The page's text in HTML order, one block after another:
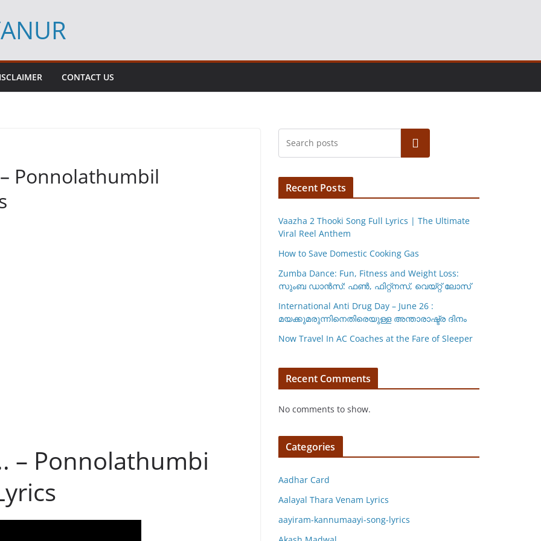
CONTACT US
Ponnolathumbi
Search
Recent Posts
Vaazha 2 Thooki Song Full Lyrics | The Ultimate
Viral Reel Anthem
How to Save Domestic Cooking Gas
Zumba Dance: Fun, Fitness and Weight Loss:
സുംബ ഡാൻസ്: ഫണ്‍, ഫിറ്റ്നസ്, വെയ്റ്റ് ലോസ്
International Anti Drug Day – June 26 :
മയക്കുമരുന്നിനെതിരെയുള്ള അന്താരാഷ്ട്ര ദിനം
Now Travel In AC Coaches at the Fare of Sleeper
Recent Comments
No comments to show.
Categories
Aadhar Card
Aalayal Thara Venam Lyrics
aayiram-kannumaayi-song-lyrics